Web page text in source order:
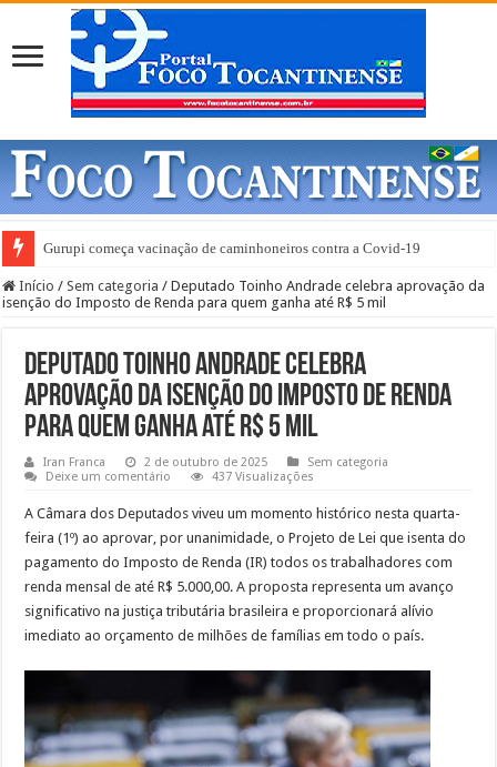
Gurupi começa vacinação de caminhoneiros contra a Covid-19
Projetos do vereador Welice Cardoso estão em tramitação nas comissões
Início / Sem categoria / Deputado Toinho Andrade celebra aprovação da
isenção do Imposto de Renda para quem ganha até R$ 5 mil
Deputado Toinho Andrade celebra
aprovação da isenção do Imposto de Renda
para quem ganha até R$ 5 mil
Iran Franca 2 de outubro de 2025
Sem categoria
Deixe um comentário
437 Visualizações
A Câmara dos Deputados viveu um momento histórico nesta quarta-
feira (1º) ao aprovar, por unanimidade, o Projeto de Lei que isenta do
pagamento do Imposto de Renda (IR) todos os trabalhadores com
renda mensal de até R$ 5.000,00. A proposta representa um avanço
significativo na justiça tributária brasileira e proporcionará alívio
imediato ao orçamento de milhões de famílias em todo o país.